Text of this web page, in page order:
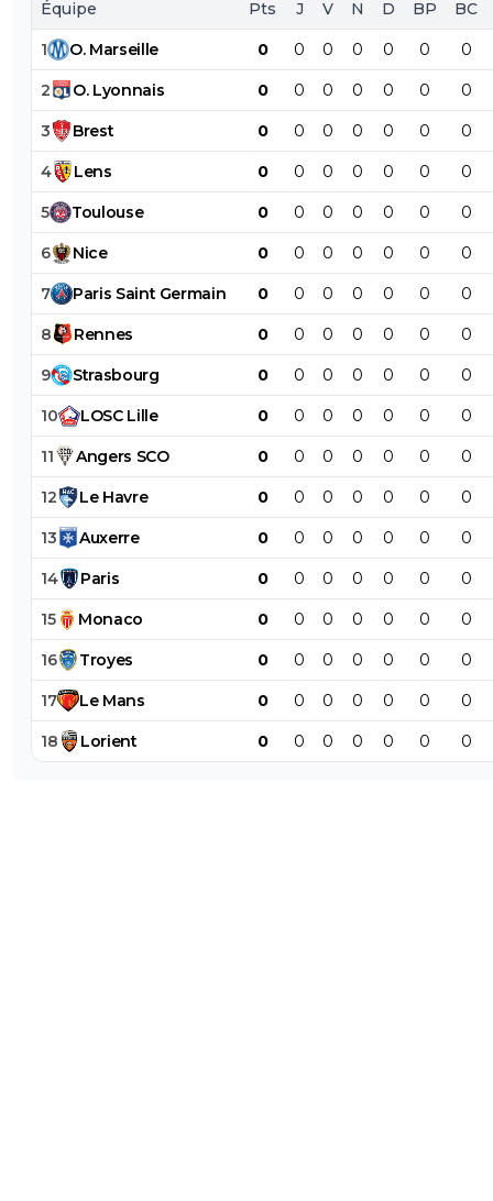
Équipe Pts J V N D BP BC
1 O. Marseille 0 0 0 0 0 0 0
2 O. Lyonnais 0 0 0 0 0 0 0
3 Brest 0 0 0 0 0 0 0
4 Lens 0 0 0 0 0 0 0
5 Toulouse 0 0 0 0 0 0 0
6 Nice 0 0 0 0 0 0 0
7 Paris Saint Germain 0 0 0 0 0 0 0
8 Rennes 0 0 0 0 0 0 0
9 Strasbourg 0 0 0 0 0 0 0
10 LOSC Lille 0 0 0 0 0 0 0
11 Angers SCO 0 0 0 0 0 0 0
12 Le Havre 0 0 0 0 0 0 0
13 Auxerre 0 0 0 0 0 0 0
14 Paris 0 0 0 0 0 0 0
15 Monaco 0 0 0 0 0 0 0
16 Troyes 0 0 0 0 0 0 0
17 Le Mans 0 0 0 0 0 0 0
18 Lorient 0 0 0 0 0 0 0